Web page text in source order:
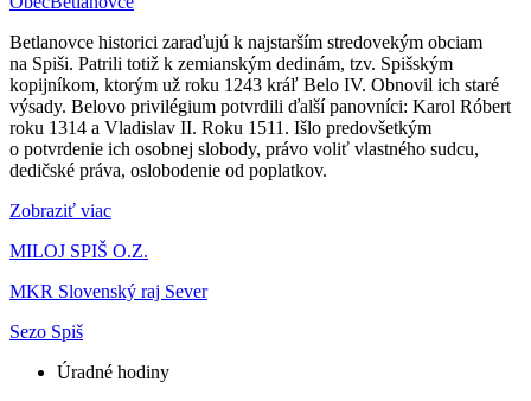
Betlanovce historici zaraďujú k najstarším stredovekým obciam
na Spiši. Patrili totiž k zemianským dedinám, tzv. Spišským
kopijníkom, ktorým už roku 1243 kráľ Belo IV. Obnovil ich staré
výsady. Belovo privilégium potvrdili ďalší panovníci: Karol Róbert
roku 1314 a Vladislav II. Roku 1511. Išlo predovšetkým
o potvrdenie ich osobnej slobody, právo voliť vlastného sudcu,
dedičské práva, oslobodenie od poplatkov.
Zobraziť viac
MILOJ SPIŠ O.Z.
MKR Slovenský raj Sever
Sezo Spiš
Úradné hodiny